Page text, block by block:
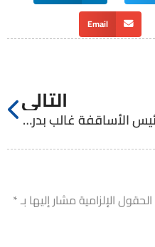
Email
التالي
رئيس الأساقفة غالب بدر سفيراً بابوياً
الحقول الإلزامية مشار إليها بـ*